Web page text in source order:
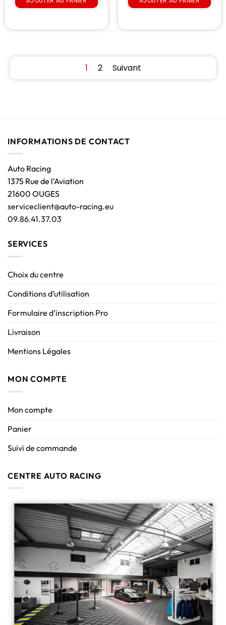
1 2 Suivant
INFORMATIONS DE CONTACT
Auto Racing
1375 Rue de l’Aviation
21600 OUGES
serviceclient@auto-racing.eu
09.86.41.37.03
SERVICES
Choix du centre
Conditions d’utilisation
Formulaire d’inscription Pro
Livraison
Mentions Légales
MON COMPTE
Mon compte
Panier
Suivi de commande
CENTRE AUTO RACING